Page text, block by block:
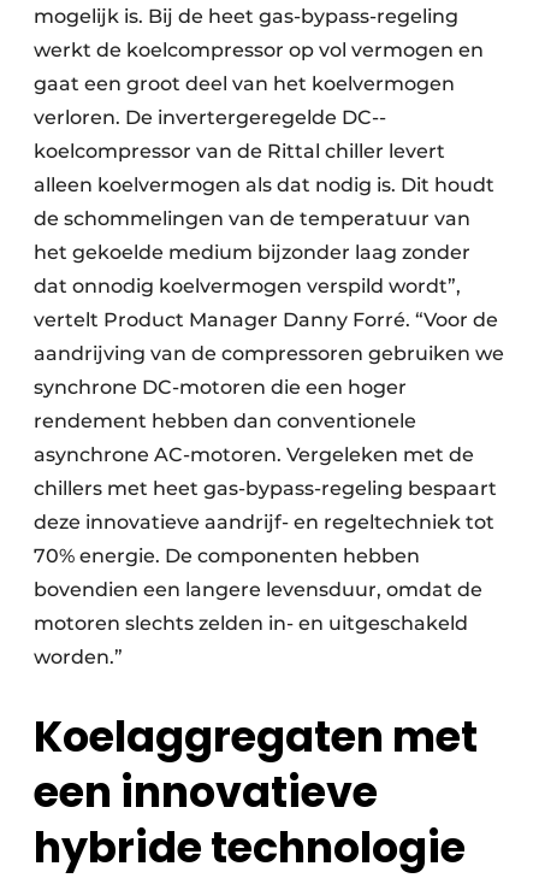
mogelijk is. Bij de heet gas-bypass-regeling
werkt de koelcompressor op vol vermogen en
gaat een groot deel van het koelvermogen
verloren. De invertergeregelde DC-­
koelcompressor van de Rittal chiller levert
alleen koelvermogen als dat nodig is. Dit houdt
de schommelingen van de temperatuur van
het gekoelde medium bijzonder laag zonder
dat onnodig koelvermogen verspild wordt”,
vertelt Product Manager Danny Forré. “Voor de
aandrijving van de compressoren gebruiken we
synchrone DC-motoren die een hoger
rendement hebben dan conventionele
asynchrone AC-motoren. Vergeleken met de
chillers met heet gas-bypass-regeling bespaart
deze innovatieve aandrijf- en regeltechniek tot
70% energie. De componenten hebben
bovendien een langere levensduur, omdat de
motoren slechts zelden in- en uitgeschakeld
worden.”
Koelaggregaten met
een innovatieve
hybride technologie